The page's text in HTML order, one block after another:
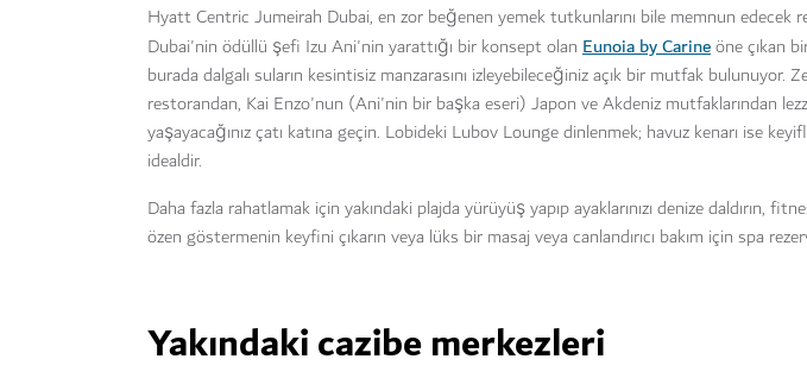
Hyatt Centric Jumeirah Dubai, en zor beğenen yemek tutkunlarını bile memnun edecek
Dubai'nin ödüllü şefi Izu Ani'nin yarattığı bir konsept olan Eunoia by Carineöne çıkan
burada dalgalı suların kesintisiz manzarasını izleyebileceğiniz açık bir mutfak bulunuyor.
restorandan, Kai Enzo'nun (Ani'nin bir başka eseri) Japon ve Akdeniz mutfaklarından
yaşayacağınız çatı katına geçin. Lobideki Lubov Lounge dinlenmek; havuz kenarı ise
idealdir.
Daha fazla rahatlamak için yakındaki plajda yürüyüş yapıp ayaklarınızı denize daldırın,
özen göstermenin keyfini çıkarın veya lüks bir masaj veya canlandırıcı bakım için spa
Yakındaki cazibe merkezleri